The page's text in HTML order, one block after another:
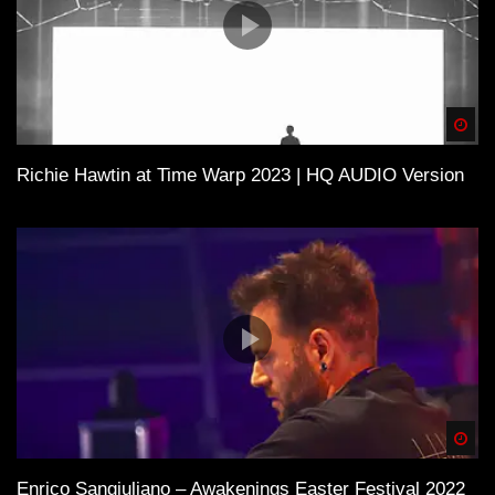
Richie Hawtin at Time Warp 2023 | HQ AUDIO Version
Enrico Sangiuliano – Awakenings Easter Festival 2022